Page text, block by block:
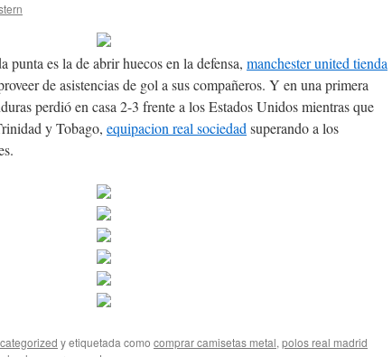
punta es la de abrir huecos en la defensa, manchester united tienda
de asistencias de gol a sus compañeros. Y en una primera
perdió en casa 2-3 frente a los Estados Unidos mientras que
y Tobago, equipacion real sociedad superando a los
y etiquetada como comprar camisetas metal, polos real madrid